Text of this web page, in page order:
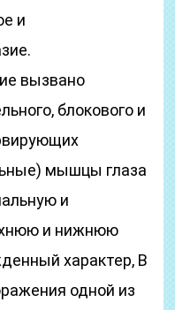
и
вызвано
блокового и
мышцы глаза
и
и нижнюю
характер, В
одной из